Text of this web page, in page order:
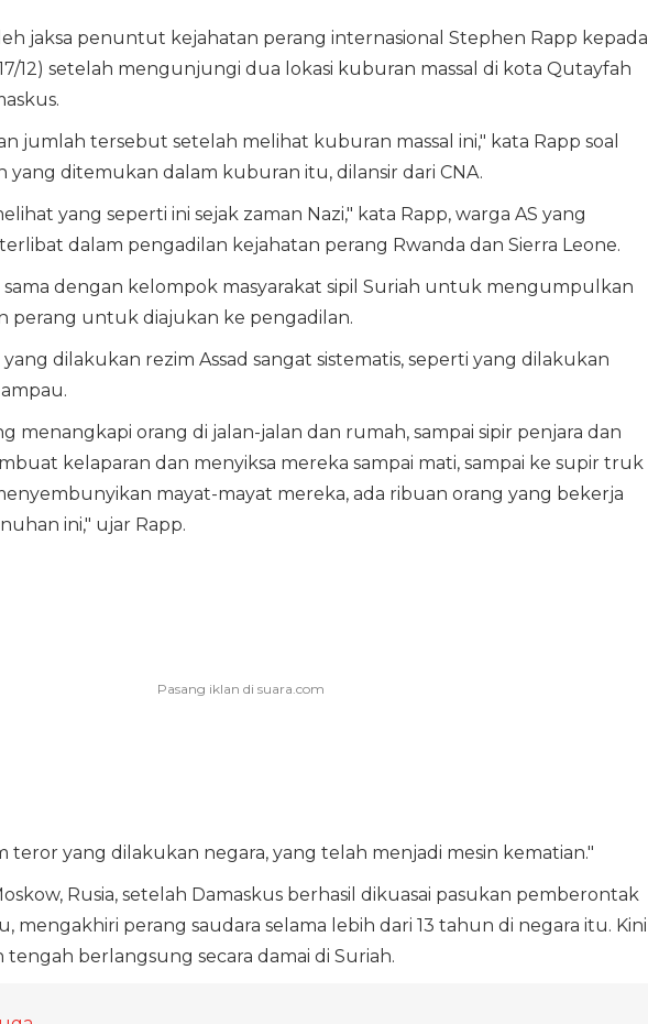
jaksa penuntut kejahatan perang internasional Stephen Rapp kepada
12) setelah mengunjungi dua lokasi kuburan massal di kota Qutayfah
jumlah tersebut setelah melihat kuburan massal ini," kata Rapp soal
yang ditemukan dalam kuburan itu, dilansir dari CNA.
yang seperti ini sejak zaman Nazi," kata Rapp, warga AS yang
dalam pengadilan kejahatan perang Rwanda dan Sierra Leone.
sama dengan kelompok masyarakat sipil Suriah untuk mengumpulkan
perang untuk diajukan ke pengadilan.
dilakukan rezim Assad sangat sistematis, seperti yang dilakukan
menangkapi orang di jalan-jalan dan rumah, sampai sipir penjara dan
kelaparan dan menyiksa mereka sampai mati, sampai ke supir truk
mayat-mayat mereka, ada ribuan orang yang bekerja
ini," ujar Rapp.
teror yang dilakukan negara, yang telah menjadi mesin kematian."
Rusia, setelah Damaskus berhasil dikuasai pasukan pemberontak
mengakhiri perang saudara selama lebih dari 13 tahun di negara itu. Kini
tengah berlangsung secara damai di Suriah.